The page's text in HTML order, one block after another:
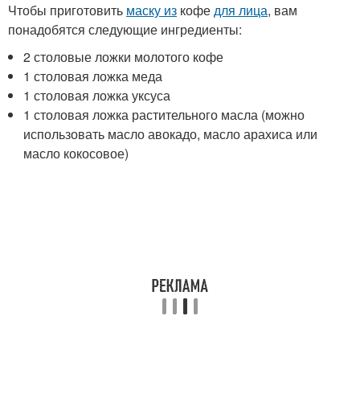
Чтобы приготовить маску из кофедля лица, вам
понадобятся следующие ингредиенты:
2 столовые ложки молотого кофе
1 столовая ложка меда
1 столовая ложка уксуса
1 столовая ложка растительного масла (можно
использовать масло авокадо, масло арахиса или
масло кокосовое)